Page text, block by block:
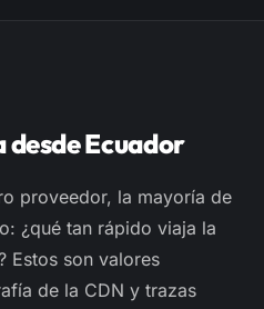
Ecuador
proveedor, la mayoría de
¿qué tan rápido viaja la
Estos son valores
de la CDN y trazas